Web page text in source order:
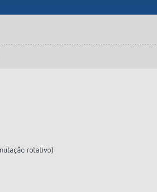
rotativo)